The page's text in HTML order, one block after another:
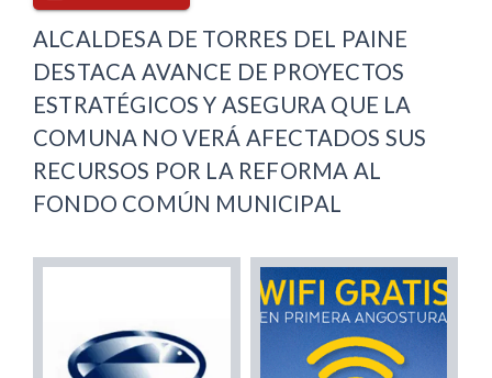
ALCALDESA DE TORRES DEL PAINE
DESTACA AVANCE DE PROYECTOS
ESTRATÉGICOS Y ASEGURA QUE LA
COMUNA NO VERÁ AFECTADOS SUS
RECURSOS POR LA REFORMA AL
FONDO COMÚN MUNICIPAL